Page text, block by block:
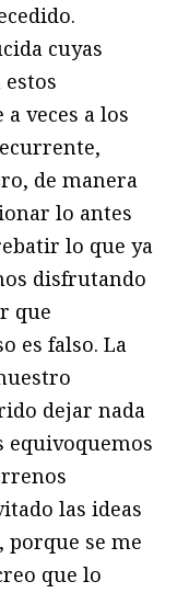
cuyas
veces a los
de manera
lo antes
lo que ya
disfrutando
que
es falso. La
dejar nada
equivoquemos
las ideas
porque se me
que lo